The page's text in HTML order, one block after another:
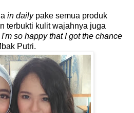
in dailypake semua produk
terbukti kulit wajahnya juga
I'm so happy that I got the chance
Putri.